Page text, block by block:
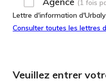
(1 fois
Lettre d'information
Consulter toutes les lettres
Veuillez entrer